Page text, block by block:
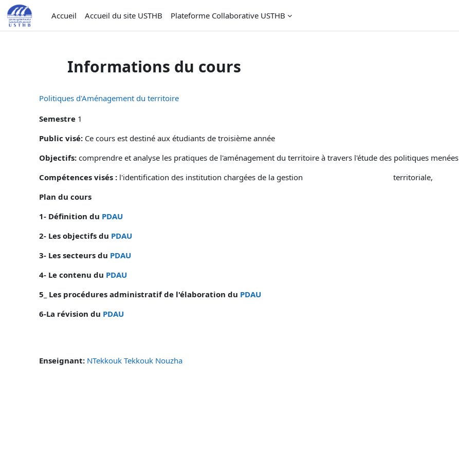
Passer au contenu principal
Accueil
Accueil du site USTHB Plateforme Collaborative USTHB
Informations du cours
Politiques d'Aménagement du territoire
Semestre 1
Public visé: Ce cours est destiné aux étudiants de troisième année
Objectifs: comprendre et analyse les pratiques de l'aménagement du territoire à travers l'étude des politiques menées
Compétences visés : l'identification des institution chargées de la gestion territoriale,
Plan du cours
1- Définition du PDAU
2- Les objectifs du PDAU
3- Les secteurs du PDAU
4- Le contenu du PDAU
5_ Les procédures administratif de l'élaboration du PDAU
6-La révision du PDAU
Enseignant: NTekkouk Tekkouk Nouzha